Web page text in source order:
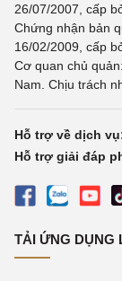
26/07/2007, cấp
Chứng nhận bản
16/02/2009, cấp
Cơ quan chủ
Nam. Chịu trách
Hỗ trợ về dịch
Hỗ trợ giải đáp
TẢI ỨNG DỤNG